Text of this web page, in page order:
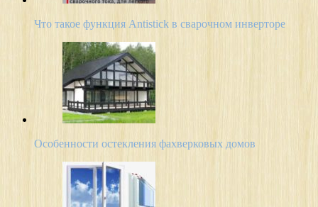
Что такое функция Antistick в сварочном инверторе
Особенности остекления фахверковых домов